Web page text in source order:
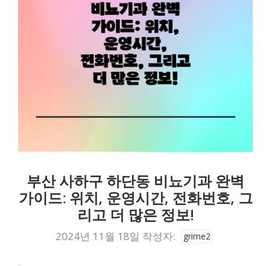
부산 사하구 하단동 비뇨기과 완벽
가이드: 위치, 운영시간, 전화번호, 그
리고 더 많은 정보!
2024년 11월 18일 작성자: grime2